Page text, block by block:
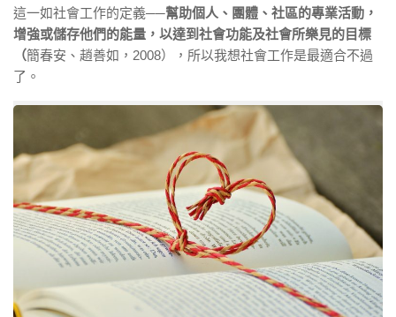
這一如社會工作的定義──幫助個人、團體、社區的專業活動，
增強或儲存他們的能量，以達到社會功能及社會所樂見的目標
（簡春安、趙善如，2008），所以我想社會工作是最適合不過
了。